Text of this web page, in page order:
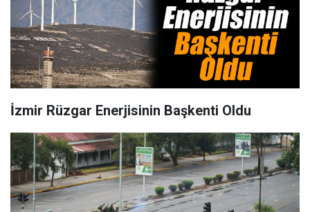
İzmir Rüzgar Enerjisinin Başkenti Oldu